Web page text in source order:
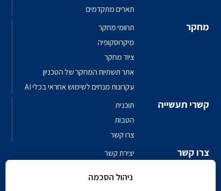
תארים מתקדמים
מחקר
תחומי מחקר
מיקרוסקופיה
ציוד מחקר
אתר תשתיות המחקר של הטכניון
עקרונות מנחים לשימוש אחראי בכלי AI
קשרי תעשייה
תוכנית
הטבות
צרו קשר
צרו קשר
יצירת קשר
ספר טלפונים פקולטי
ניהול הסכמה